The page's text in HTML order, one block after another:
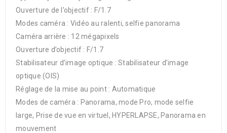
Ouverture de l’objectif : F/1.7
Modes caméra : Vidéo au ralenti, selfie panorama
Caméra arrière : 12 mégapixels
Ouverture d’objectif : F/1.7
Stabilisateur d’image optique : Stabilisateur d’image
optique (OIS)
Réglage de la mise au point : Automatique
Modes de caméra : Panorama, mode Pro, mode selfie
large, Prise de vue en virtuel, HYPERLAPSE, Panorama en
mouvement